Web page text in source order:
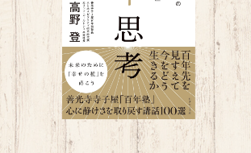
百年思考～ホスピタリティの伝
道師が説く「日々の在り方」～
¥1,650